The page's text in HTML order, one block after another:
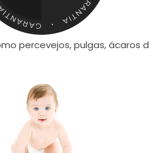
percevejos, pulgas, ácaros